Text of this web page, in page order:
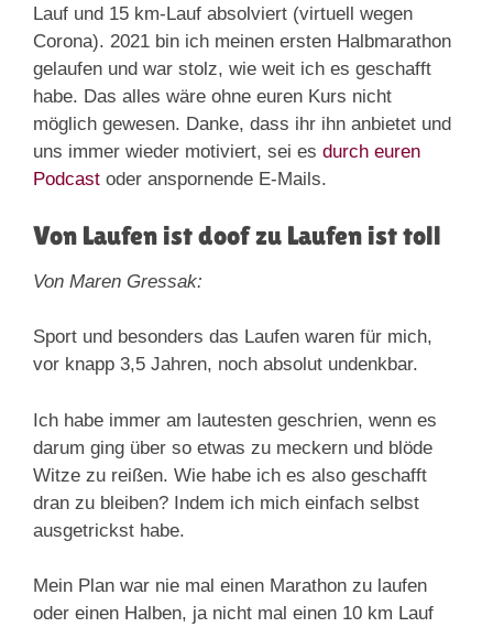
Lauf und 15 km-Lauf absolviert (virtuell wegen
Corona). 2021 bin ich meinen ersten Halbmarathon
gelaufen und war stolz, wie weit ich es geschafft
habe. Das alles wäre ohne euren Kurs nicht
möglich gewesen. Danke, dass ihr ihn anbietet und
uns immer wieder motiviert, sei es durch euren
Podcast oder anspornende E-Mails.
Von Laufen ist doof zu Laufen ist toll
Von Maren Gressak:
Sport und besonders das Laufen waren für mich,
vor knapp 3,5 Jahren, noch absolut undenkbar.
Ich habe immer am lautesten geschrien, wenn es
darum ging über so etwas zu meckern und blöde
Witze zu reißen. Wie habe ich es also geschafft
dran zu bleiben? Indem ich mich einfach selbst
ausgetrickst habe.
Mein Plan war nie mal einen Marathon zu laufen
oder einen Halben, ja nicht mal einen 10 km Lauf